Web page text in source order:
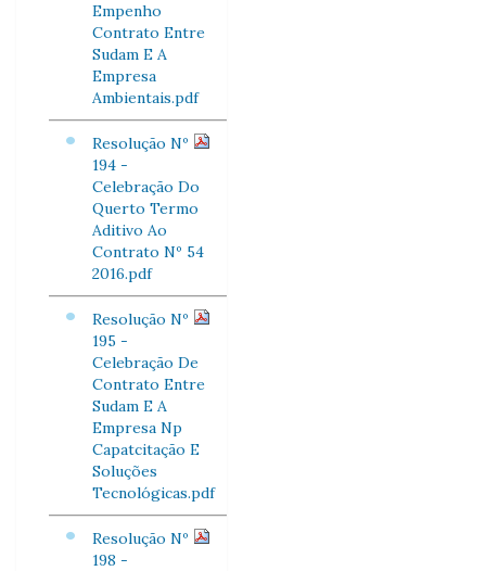
Empenho
Contrato Entre
Sudam E A
Empresa
Ambientais.pdf
Resolução Nº
194 -
Celebração Do
Querto Termo
Aditivo Ao
Contrato Nº 54
2016.pdf
Resolução Nº
195 -
Celebração De
Contrato Entre
Sudam E A
Empresa Np
Capatcitação E
Soluções
Tecnológicas.pdf
Resolução Nº
198 -